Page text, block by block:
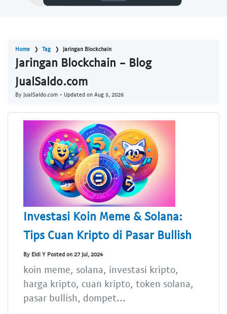
Home Tag Jaringan Blockchain
Jaringan Blockchain - Blog
JualSaldo.com
By JualSaldo.com - Updated on Aug 5, 2026
Investasi Koin Meme & Solana:
Tips Cuan Kripto di Pasar Bullish
By Eldi Y Posted on 27 Jul, 2024
koin meme, solana, investasi kripto,
harga kripto, cuan kripto, token solana,
pasar bullish, dompet...